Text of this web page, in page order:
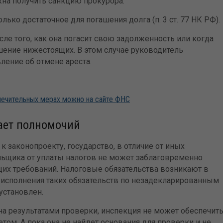
достаточное для погашения долга (п. 3 ст. 77 НК РФ).
того, как она погасит свою задолженность или когда
нижестоящих. В этом случае руководитель
об отмене ареста.
мерах можно на сайте ФНС
полномочий
законопроекту, государство, в отличие от иных
от уплаты налогов не может заблаговременно
требований. Налоговые обязательства возникают в
таких обязательств по незадекларированным
результатами проверки, инспекция не может обеспечить